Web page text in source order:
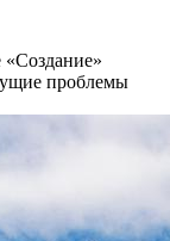
«Создание»
проблемы